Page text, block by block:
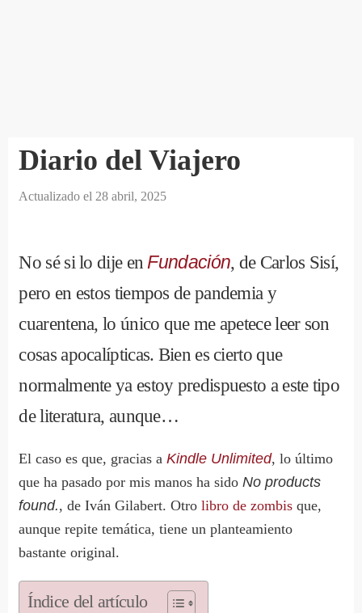
Diario del Viajero
Actualizado el 28 abril, 2025
No sé si lo dije en Fundación, de Carlos Sisí,
pero en estos tiempos de pandemia y
cuarentena, lo único que me apetece leer son
cosas apocalípticas. Bien es cierto que
normalmente ya estoy predispuesto a este tipo
de literatura, aunque…
El caso es que, gracias aKindle Unlimited, lo último
que ha pasado por mis manos ha sidoNo products
found., de Iván Gilabert. Otrolibro de zombis que,
aunque repite temática, tiene un planteamiento
bastante original.
Índice del artículo